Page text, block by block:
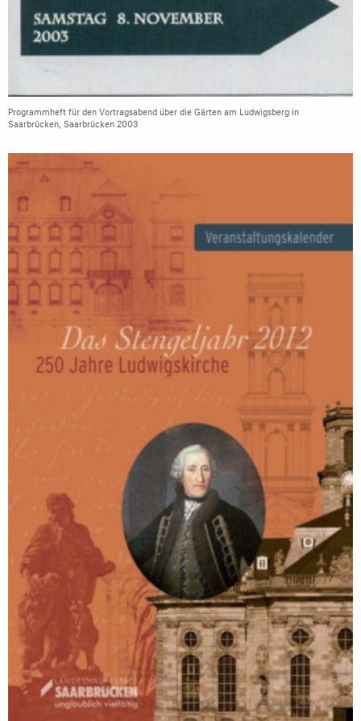
Programmheft für den Vortragsabend über die Gärten am Ludwigsberg in
Saarbrücken, Saarbrücken 2003